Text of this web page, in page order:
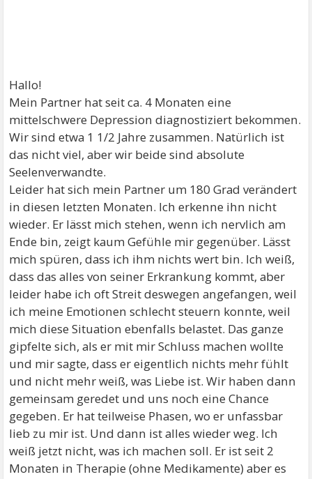
Hallo!
Mein Partner hat seit ca. 4 Monaten eine
mittelschwere Depression diagnostiziert bekommen.
Wir sind etwa 1 1/2 Jahre zusammen. Natürlich ist
das nicht viel, aber wir beide sind absolute
Seelenverwandte.
Leider hat sich mein Partner um 180 Grad verändert
in diesen letzten Monaten. Ich erkenne ihn nicht
wieder. Er lässt mich stehen, wenn ich nervlich am
Ende bin, zeigt kaum Gefühle mir gegenüber. Lässt
mich spüren, dass ich ihm nichts wert bin. Ich weiß,
dass das alles von seiner Erkrankung kommt, aber
leider habe ich oft Streit deswegen angefangen, weil
ich meine Emotionen schlecht steuern konnte, weil
mich diese Situation ebenfalls belastet. Das ganze
gipfelte sich, als er mit mir Schluss machen wollte
und mir sagte, dass er eigentlich nichts mehr fühlt
und nicht mehr weiß, was Liebe ist. Wir haben dann
gemeinsam geredet und uns noch eine Chance
gegeben. Er hat teilweise Phasen, wo er unfassbar
lieb zu mir ist. Und dann ist alles wieder weg. Ich
weiß jetzt nicht, was ich machen soll. Er ist seit 2
Monaten in Therapie (ohne Medikamente) aber es